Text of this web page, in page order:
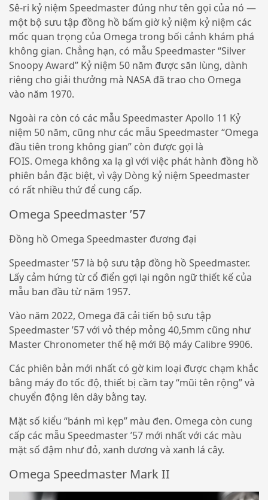
Sê-ri kỷ niệm Speedmaster đúng như tên gọi của nó —
một bộ sưu tập đồng hồ bấm giờ kỷ niệm kỷ niệm các
mốc quan trọng của Omega trong bối cảnh khám phá
không gian. Chẳng hạn, có mẫu Speedmaster “Silver
Snoopy Award” Kỷ niệm 50 năm được săn lùng, dành
riêng cho giải thưởng mà NASA đã trao cho Omega
vào năm 1970.
Ngoài ra còn có các mẫu Speedmaster Apollo 11 Kỷ
niệm 50 năm, cũng như các mẫu Speedmaster “Omega
đầu tiên trong không gian” còn được gọi là
FOIS. Omega không xa lạ gì với việc phát hành đồng hồ
phiên bản đặc biệt, vì vậy Dòng kỷ niệm Speedmaster
có rất nhiều thứ để cung cấp.
Omega Speedmaster ’57
Đồng hồ Omega Speedmaster đương đại
Speedmaster ’57 là bộ sưu tập đồng hồ Speedmaster.
Lấy cảm hứng từ cổ điển gợi lại ngôn ngữ thiết kế của
mẫu ban đầu từ năm 1957.
Vào năm 2022, Omega đã cải tiến bộ sưu tập
Speedmaster ’57 với vỏ thép mỏng 40,5mm cũng như
Master Chronometer thế hệ mới Bộ máy Calibre 9906.
Các phiên bản mới nhất có gờ kim loại được chạm khắc
bằng máy đo tốc độ, thiết bị cầm tay “mũi tên rộng” và
chuyển động lên dây bằng tay.
Mặt số kiểu “bánh mì kẹp” màu đen. Omega còn cung
cấp các mẫu Speedmaster ’57 mới nhất với các màu
mặt số đậm như đỏ, xanh dương và xanh lá cây.
Omega Speedmaster Mark II